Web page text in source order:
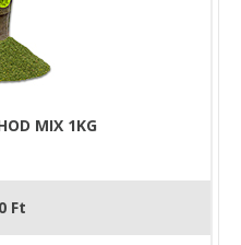
MIX 1KG
Ft